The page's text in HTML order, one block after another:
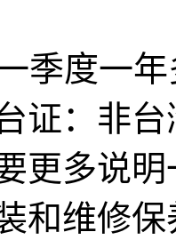
季度一
证：非
更多说
和维修